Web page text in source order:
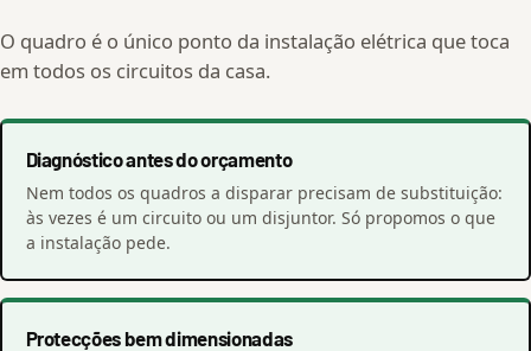
O quadro é o único ponto da instalação elétrica que toca
em todos os circuitos da casa.
Diagnóstico antes do orçamento
Nem todos os quadros a disparar precisam de substituição:
às vezes é um circuito ou um disjuntor. Só propomos o que
a instalação pede.
Protecções bem dimensionadas